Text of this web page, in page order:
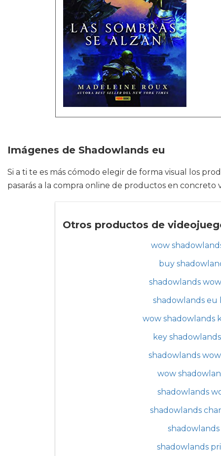
Imágenes de Shadowlands eu
Si a ti te es más cómodo elegir de forma visual los
pasarás a la compra online de productos en concreto
Otros productos de
wow
buy
shadowlands
shadowlands eu
wow shadowlands
key
shadowlands
wow
shadowlands
shadowlands
shadowlands
shadowlands